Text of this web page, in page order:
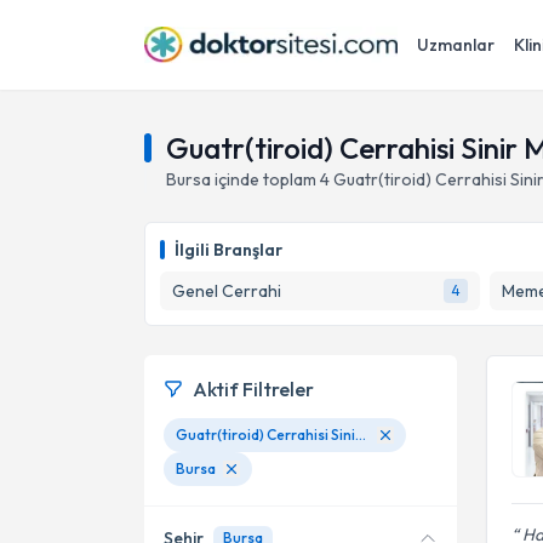
Uzmanlar
Guatr(tiroid) Cerrahisi Sinir
Bursa içinde toplam 4Guatr(tiroid) Cerrahisi
İlgili Branşlar
Genel Cerrahi
4
Aktif Filtreler
Guatr(tiroid) Cerrahisi Sinir Monitörizasyonu
Bursa
Şehir Bursa